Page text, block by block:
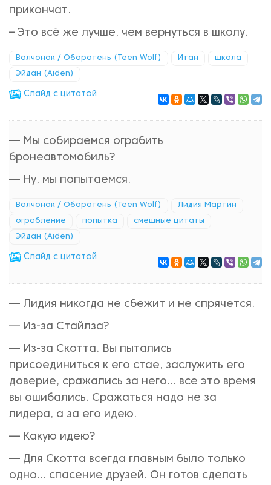
прикончат.
– Это всё же лучше, чем вернуться в школу.
Волчонок / Оборотень (Teen Wolf) Итан школа
Эйдан (Aiden)
Cлайд с цитатой
— Мы собираемся ограбить
бронеавтомобиль?
— Ну, мы попытаемся.
Волчонок / Оборотень (Teen Wolf) Лидия Мартин
ограбление попытка смешные цитаты
Эйдан (Aiden)
Cлайд с цитатой
— Лидия никогда не сбежит и не спрячется.
— Из-за Стайлза?
— Из-за Скотта. Вы пытались
присоединиться к его стае, заслужить его
доверие, сражались за него... все это время
вы ошибались. Сражаться надо не за
лидера, а за его идею.
— Какую идею?
— Для Скотта всегда главным было только
одно... спасение друзей. Он готов сделать